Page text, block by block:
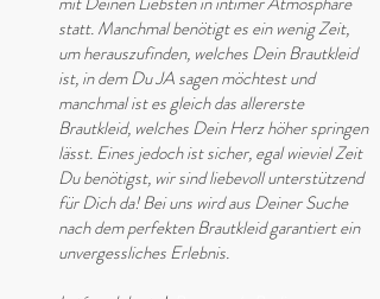
statt. Manchmal benötigt es ein wenig Zeit,
um herauszufinden, welches Dein Brautkleid
ist, in dem Du JA sagen möchtest und
manchmal ist es gleich das allererste
Brautkleid, welches Dein Herz höher springen
lässt. Eines jedoch ist sicher, egal wieviel Zeit
Du benötigst, wir sind liebevoll unterstützend
für Dich da! Bei uns wird aus Deiner Suche
nach dem perfekten Brautkleid garantiert ein
unvergessliches Erlebnis.